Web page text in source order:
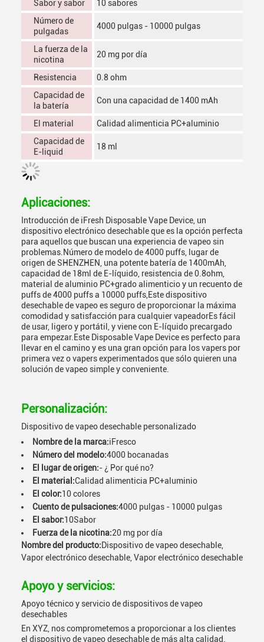
Sabor y sabor
10 sabores
Número de
pulgadas
4000 pulgas - 10000 pulgas
La fuerza de la
nicotina
20 mg por día
Resistencia
0.8 ohm
Capacidad de
la batería
Con una capacidad de 1400 mAh
El material
Calidad alimenticia PC+aluminio
Capacidad de
E-liquid
18 ml
Aplicaciones:
Introducción de iFresh Disposable Vape Device, un
dispositivo electrónico desechable que es la opción perfecta
para aquellos que buscan una experiencia de vapeo sin
problemas.Número de modelo de 4000 puffs, lugar de
origen de SHENZHEN, una potente batería de 1400mAh,
capacidad de 18ml de E-líquido, resistencia de 0.8ohm,
material de aluminio PC+grado alimenticio y un recuento de
puffs de 4000 puffs a 10000 puffs,Este dispositivo
desechable de vapeo es seguro de proporcionar la máxima
comodidad y satisfacción para cualquier vapeadorEs fácil
de usar, ligero y portátil, y viene con E-líquido precargado
para empezar.Este Disposable Vape Device es perfecto para
llevar en el camino y es una gran opción para los vapers por
primera vez o vapers experimentados que sólo quieren una
solución de vapeo simple y conveniente.
Personalización:
Dispositivo de vapeo desechable personalizado
Nombre de la marca:iFresco
Número del modelo:4000 bocanadas
El lugar de origen:- ¿ Por qué no?
El material:Calidad alimenticia PC+aluminio
El color:10 colores
Cuento de pulsaciones:4000 pulgas - 10000 pulgas
El sabor:10Sabor
Fuerza de la nicotina:20 mg por día
Nombre del producto:Dispositivo de vapeo desechable,
Vapor electrónico desechable, Vapor electrónico desechable
Apoyo y servicios:
Apoyo técnico y servicio de dispositivos de vapeo
desechables
En XYZ, nos comprometemos a proporcionar a los clientes
el dispositivo de vapeo desechable de más alta calidad.